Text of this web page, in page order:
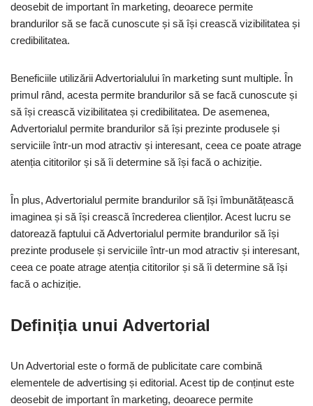
deosebit de important în marketing, deoarece permite
brandurilor să se facă cunoscute și să își crească vizibilitatea și
credibilitatea.
Beneficiile utilizării Advertorialului în marketing sunt multiple. În
primul rând, acesta permite brandurilor să se facă cunoscute și
să își crească vizibilitatea și credibilitatea. De asemenea,
Advertorialul permite brandurilor să își prezinte produsele și
serviciile într-un mod atractiv și interesant, ceea ce poate atrage
atenția cititorilor și să îi determine să își facă o achiziție.
În plus, Advertorialul permite brandurilor să își îmbunătățească
imaginea și să își crească încrederea clienților. Acest lucru se
datorează faptului că Advertorialul permite brandurilor să își
prezinte produsele și serviciile într-un mod atractiv și interesant,
ceea ce poate atrage atenția cititorilor și să îi determine să își
facă o achiziție.
Definiția unui Advertorial
Un Advertorial este o formă de publicitate care combină
elementele de advertising și editorial. Acest tip de conținut este
deosebit de important în marketing, deoarece permite